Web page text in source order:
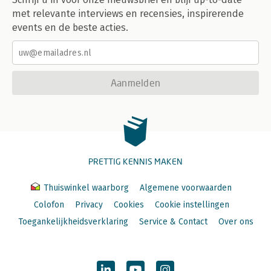
6.3 Providers; art. 54a Sr / 390
6.4 Art. 418 en 419 Sr / 397
6.5.1 Ratio legis / 403
6.5.2 Voorwaarden / 404
7.2 Andermaal: de uitingsvrijheid / 408
7.4 Ontbreken duidelijke grens / 412
7.5 Ruimdenkendheid en verontwaardiging / 414
Jurisprudentieregister / 419
Trefwoordenregister / 443
met relevante interviews en recensies, inspirerende
events en de beste acties.
Aanmelden
PRETTIG KENNIS MAKEN
Thuiswinkel waarborg
Algemene voorwaarden
Colofon
Privacy Cookies
Cookie instellingen
Toegankelijkheidsverklaring
Service & Contact Over ons